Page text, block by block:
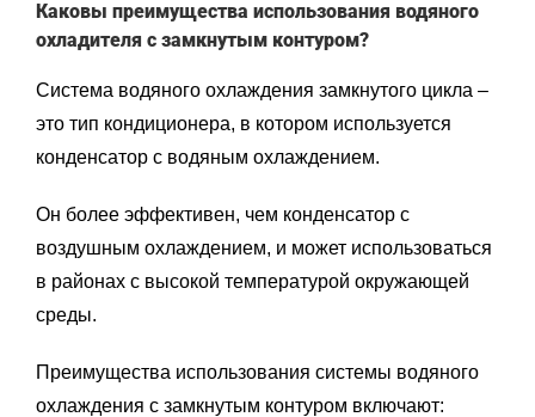
Каковы преимущества использования водяного
охладителя с замкнутым контуром?
Система водяного охлаждения замкнутого цикла –
это тип кондиционера, в котором используется
конденсатор с водяным охлаждением.
Он более эффективен, чем конденсатор с
воздушным охлаждением, и может использоваться
в районах с высокой температурой окружающей
среды.
Преимущества использования системы водяного
охлаждения с замкнутым контуром включают: